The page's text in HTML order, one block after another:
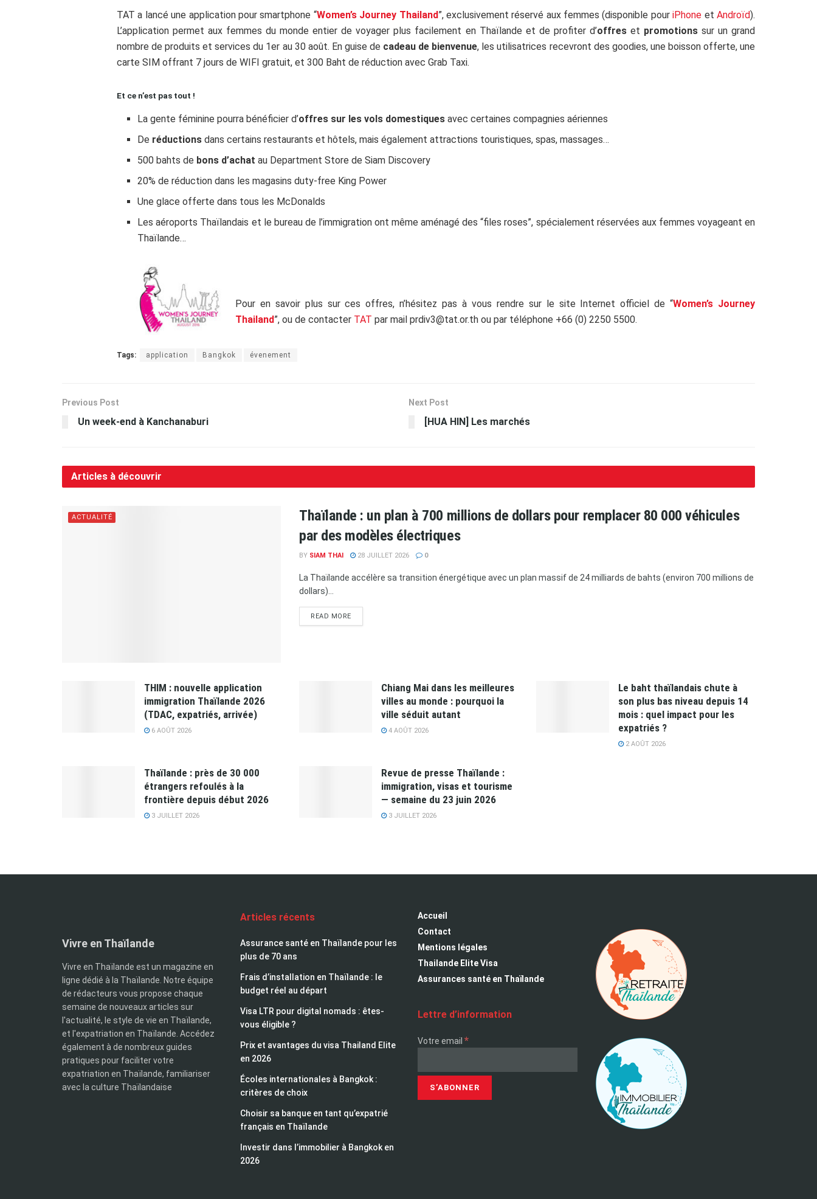
TAT a lancé une application pour smartphone “Women’s Journey Thailand”, exclusivement réservé aux femmes (disponible pouriPhone etAndroïd).
L’application permet aux femmes du monde entier de voyager plus facilement en Thaïlande et de profiter d’offreset promotionssur un grand
nombre de produits et services du 1er au 30 août. En guise de cadeau de bienvenue, les utilisatrices recevront des goodies, une boisson offerte, une
carte SIM offrant 7 jours de WIFI gratuit, et 300 Baht de réduction avec Grab Taxi.
Et ce n’est pas tout !
La gente féminine pourra bénéficier d’offres sur les vols domestiques avec certaines compagnies aériennes
De réductions dans certains restaurants et hôtels, mais également attractions touristiques, spas, massages…
500 bahts de bons d’achat au Department Store de Siam Discovery
20% de réduction dans les magasins duty-free King Power
Une glace offerte dans tous les McDonalds
Les aéroports Thaïlandais et le bureau de l’immigration ont même aménagé des “files roses”, spécialement réservées aux femmes voyageant en
Thaïlande…
Pour en savoir plus sur ces offres, n’hésitez pas à vous rendre sur le site Internet officiel de “Women’s Journey
Thailand”, ou de contacter TAT par mail prdiv3@tat.or.th ou par téléphone +66 (0) 2250 5500.
Tags: application Bangkok évenement
Previous Post
Un week-end à Kanchanaburi
Next Post
[HUA HIN] Les marchés
Articles à découvrir
ACTUALITÉ
Thaïlande : un plan à 700 millions de dollars pour remplacer 80 000 véhicules
par des modèles électriques
BY SIAM THAI 28 JUILLET 2026 0
La Thaïlande accélère sa transition énergétique avec un plan massif de 24 milliards de bahts (environ 700 millions de
dollars)...
READ MORE
THIM : nouvelle application
immigration Thaïlande 2026
(TDAC, expatriés, arrivée)
6 AOÛT 2026
Chiang Mai dans les meilleures
villes au monde : pourquoi la
ville séduit autant
4 AOÛT 2026
Le baht thaïlandais chute à
son plus bas niveau depuis 14
mois : quel impact pour les
expatriés ?
2 AOÛT 2026
Thaïlande : près de 30 000
étrangers refoulés à la
frontière depuis début 2026
3 JUILLET 2026
Revue de presse Thaïlande :
immigration, visas et tourisme
— semaine du 23 juin 2026
3 JUILLET 2026
Vivre en Thaïlande
Vivre en Thaïlande est un magazine en
ligne dédié à la Thaïlande. Notre équipe
de rédacteurs vous propose chaque
semaine de nouveaux articles sur
l'actualité, le style de vie en Thaïlande,
et l'expatriation en Thaïlande. Accédez
également à de nombreux guides
pratiques pour faciliter votre
expatriation en Thaïlande, familiariser
avec la culture Thaïlandaise
Articles récents
Assurance santé en Thaïlande pour les
plus de 70 ans
Frais d’installation en Thaïlande : le
budget réel au départ
Visa LTR pour digital nomads : êtes-
vous éligible ?
Prix et avantages du visa Thailand Elite
en 2026
Écoles internationales à Bangkok :
critères de choix
Choisir sa banque en tant qu’expatrié
français en Thaïlande
Investir dans l’immobilier à Bangkok en
2026
Accueil
Contact
Mentions légales
Thailande Elite Visa
Assurances santé en Thaïlande
Lettre d’information
Votre email *